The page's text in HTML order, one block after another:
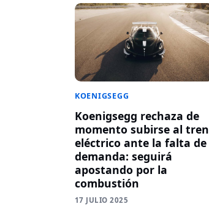
KOENIGSEGG
Koenigsegg rechaza de
momento subirse al tren
eléctrico ante la falta de
demanda: seguirá
apostando por la
combustión
17 JULIO 2025